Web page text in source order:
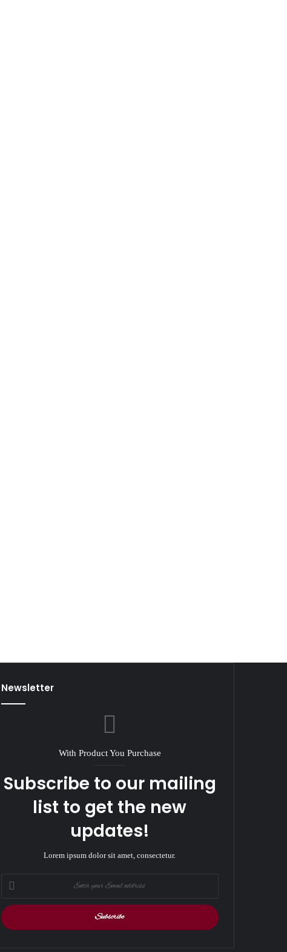
Newsletter
With Product You Purchase
Subscribe to our mailing
list to get the new
updates!
Lorem ipsum dolor sit amet, consectetur.
Enter
your
Email
address